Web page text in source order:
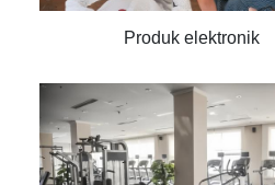
Produk elektronik